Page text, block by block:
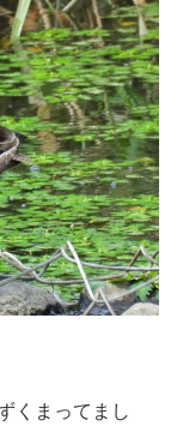
くまってまし